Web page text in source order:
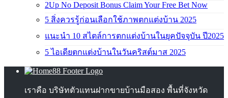
2Up No Deposit Bonus Claim Your Free Bet Now
5 สิ่งควรรู้ก่อนเลือกใช้ภาพตกแต่งบ้าน 2025
แนะนำ 10 สไตล์การตกแต่งบ้านในยุคปัจจุบัน ปี2025
5 ไอเดียตกแต่งบ้านในวันคริสต์มาส 2025
เราคือ บริษัทตัวแทนฝากขายบ้านมือสอง พื้นที่จังหวัด